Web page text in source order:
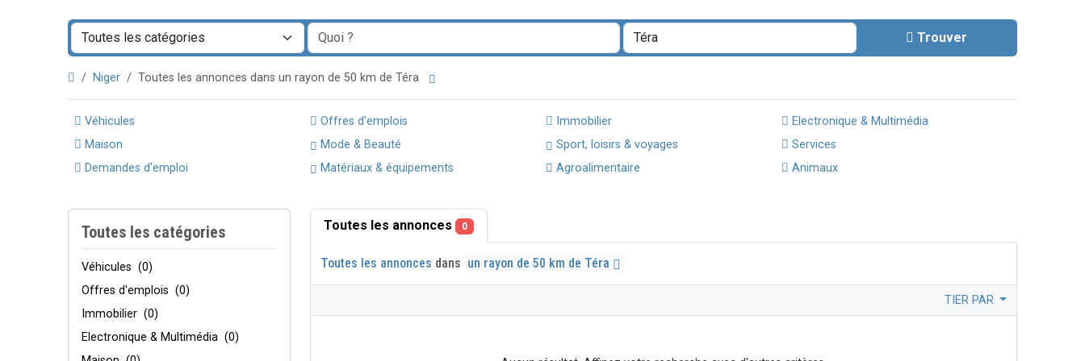
Trouver
Niger Toutes les annonces dans un rayon de 50 km de Téra
Véhicules Offres d'emplois Immobilier
Electronique & Multimédia
Maison
Mode & Beauté Sport, loisirs & voyages
Services
Demandes d'emploi
Matériaux & équipements Agroalimentaire Animaux
Toutes les catégories
Véhicules (0)
Offres d'emplois (0)
Immobilier (0)
Electronique & Multimédia (0)
Toutes les annonces 0
Toutes les annonces dans un rayon de 50 km de Téra
TIER PAR